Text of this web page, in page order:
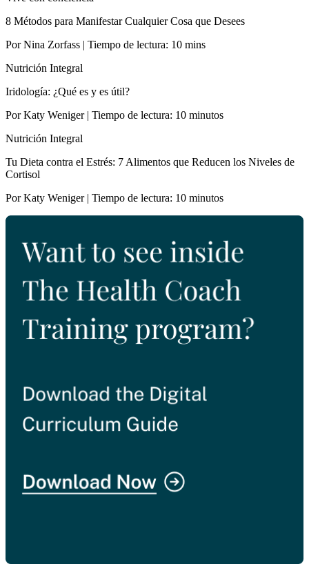
8 Métodos para Manifestar Cualquier Cosa que Desees
Por Nina Zorfass | Tiempo de lectura: 10 mins
Nutrición Integral
Iridología: ¿Qué es y es útil?
Por Katy Weniger | Tiempo de lectura: 10 minutos
Nutrición Integral
Tu Dieta contra el Estrés: 7 Alimentos que Reducen los Niveles de
Cortisol
Por Katy Weniger | Tiempo de lectura: 10 minutos